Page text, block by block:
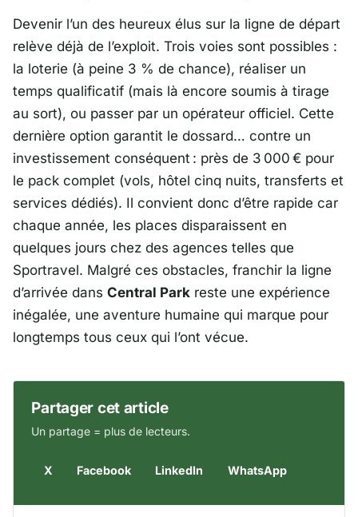
Devenir l’un des heureux élus sur la ligne de départ
relève déjà de l’exploit. Trois voies sont possibles :
la loterie (à peine 3 % de chance), réaliser un
temps qualificatif (mais là encore soumis à tirage
au sort), ou passer par un opérateur officiel. Cette
dernière option garantit le dossard… contre un
investissement conséquent : près de 3 000 € pour
le pack complet (vols, hôtel cinq nuits, transferts et
services dédiés). Il convient donc d’être rapide car
chaque année, les places disparaissent en
quelques jours chez des agences telles que
Sportravel. Malgré ces obstacles, franchir la ligne
d’arrivée dans Central Park reste une expérience
inégalée, une aventure humaine qui marque pour
longtemps tous ceux qui l’ont vécue.
Partager cet article
Un partage = plus de lecteurs.
X Facebook LinkedIn WhatsApp